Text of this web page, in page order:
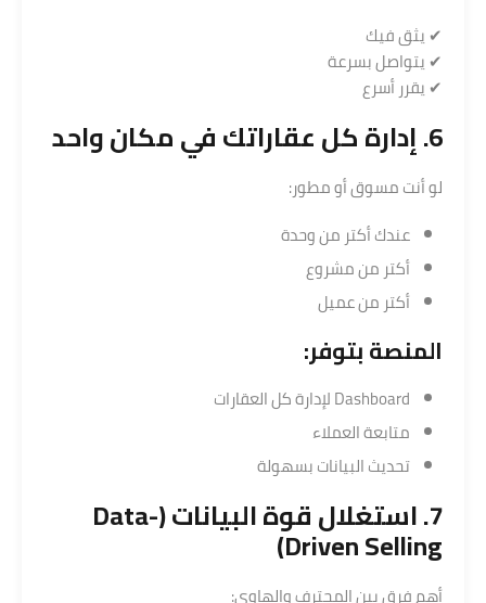
✔ يثق فيك
✔ يتواصل بسرعة
✔ يقرر أسرع
6. إدارة كل عقاراتك في مكان واحد
لو أنت مسوق أو مطور:
عندك أكتر من وحدة
أكتر من مشروع
أكتر من عميل
المنصة بتوفر:
Dashboard لإدارة كل العقارات
متابعة العملاء
تحديث البيانات بسهولة
7. استغلال قوة البيانات (Data-
Driven Selling)
أهم فرق بين المحترف والهاوي: